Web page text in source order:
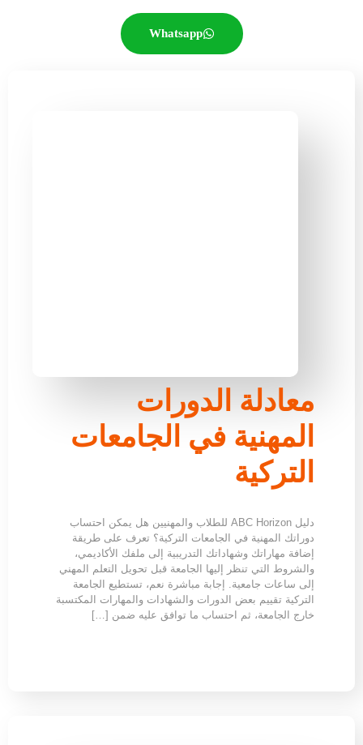
Whatsapp
معادلة الدورات
المهنية في الجامعات
التركية
دليل ABC Horizon للطلاب والمهنيين هل يمكن احتساب
دوراتك المهنية في الجامعات التركية؟ تعرف على طريقة
إضافة مهاراتك وشهاداتك التدريبية إلى ملفك الأكاديمي،
والشروط التي تنظر إليها الجامعة قبل تحويل التعلم المهني
إلى ساعات جامعية. إجابة مباشرة نعم، تستطيع الجامعة
التركية تقييم بعض الدورات والشهادات والمهارات المكتسبة
خارج الجامعة، ثم احتساب ما توافق عليه ضمن […]